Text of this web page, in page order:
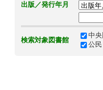
出版／発行年月
検索対象図書館
中
公